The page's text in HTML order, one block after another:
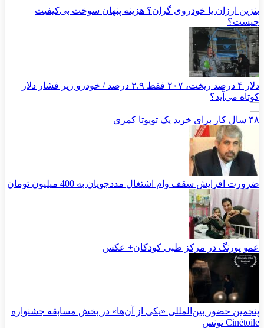
بنزین ارزان یا خودروی گران؟ هزینه پنهان سوخت بی‌کیفیت
چیست؟
دلار ۴ درصد ریخت، ۲۰۷ فقط ۲.۹ درصد / خودرو زیر فشار دلار
کوتاه می‌آید؟
۴۸ سال کار برای خرید یک تویوتا کمری
ضرورت افزایش سقف وام اشتغال مددجویان به 400 میلیون تومان
عمو پورنگ در مرکز طبی کودکان+ عکس
پنجمین حضور بین‌المللی «یکی از آن‌ها» در بخش مسابقه جشنواره
Cinétoile تونس